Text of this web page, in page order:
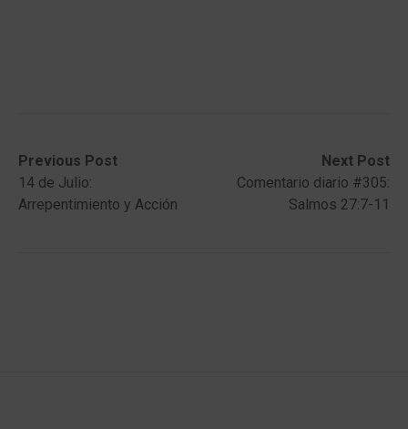
Post
navigation
Previous Post
Previous
post:14 de Julio:
Arrepentimiento y Acción
Next Post
Next
post:
Comentario diario #305:
Salmos 27:7-11